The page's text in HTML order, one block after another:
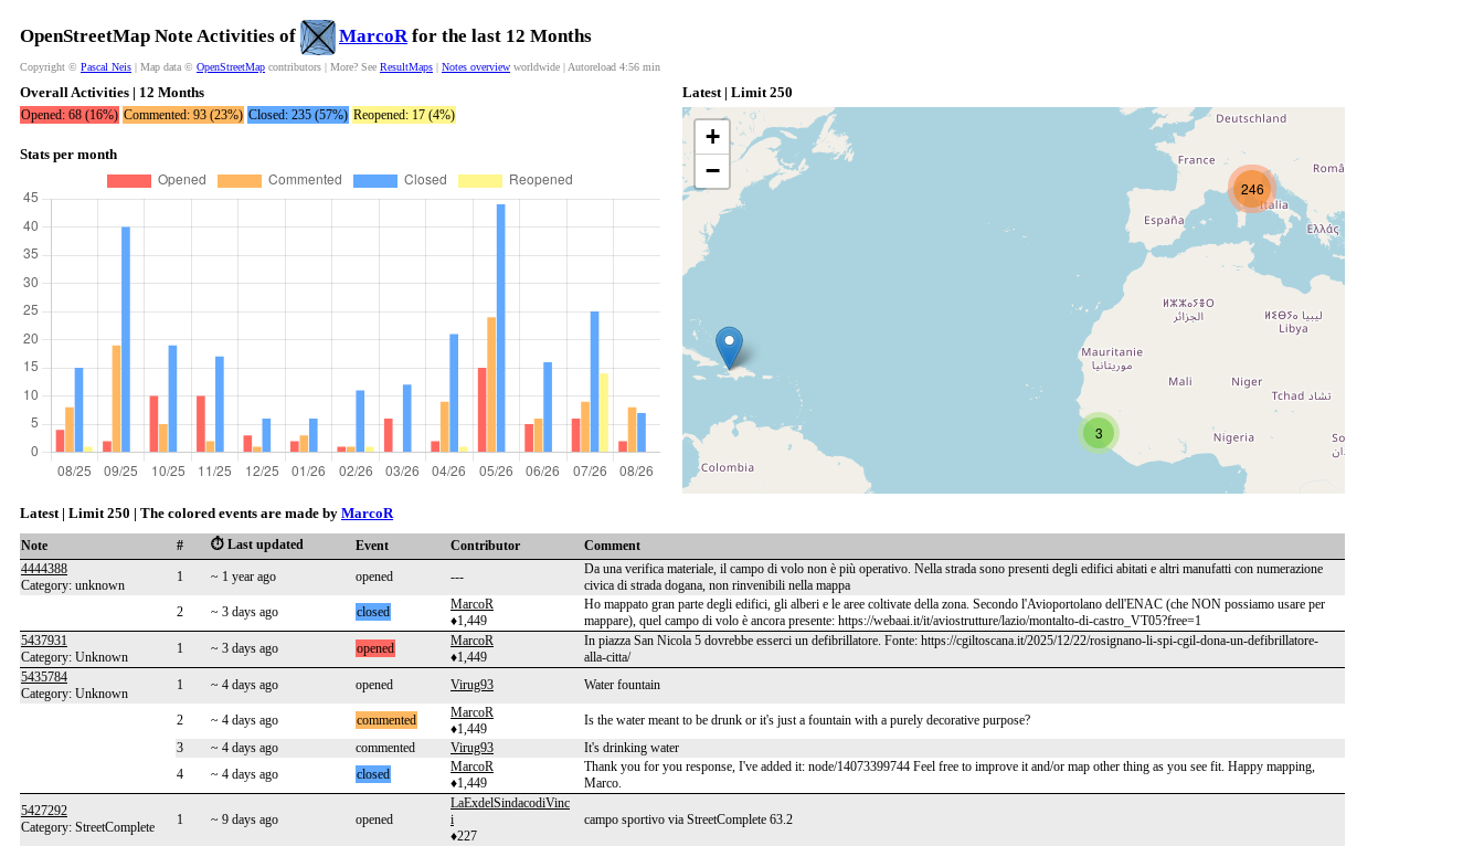
OpenStreetMap Note Activities of MarcoRfor the last 12 Months
Copyright © Pascal Neis | Map data © OpenStreetMap contributors | More? See ResultMaps | Notes overview worldwide | Autoreload 4:55 min
Overall Activities | 12 Months
Opened: 68 (16%) Commented: 93 (23%) Closed: 235 (57%) Reopened: 17 (4%)
Stats per month
Latest | Limit 250
3
246
+
−
Latest | Limit 250 | The colored events are made by MarcoR
Note # ⏱️ Last updated Event Contributor
Comment
4444388
Category: unknown
1 ~ 1 year ago opened ---
Da una verifica materiale, il campo di volo non è più operativo. Nella strada sono presenti degli edifici abitati e altri manufatti con numerazione
civica di strada dogana, non rinvenibili nella mappa
2
~ 3 days ago closed
MarcoR
♦1,449
Ho mappato gran parte degli edifici, gli alberi e le aree coltivate della zona. Secondo l'Avioportolano dell'ENAC (che NON possiamo usare per
mappare), quel campo di volo è ancora presente: https://webaai.it/it/aviostrutture/lazio/montalto-di-castro_VT05?free=1
5437931
Category: Unknown
1 ~ 3 days ago opened
MarcoR
♦1,449
In piazza San Nicola 5 dovrebbe esserci un defibrillatore. Fonte: https://cgiltoscana.it/2025/12/22/rosignano-li-spi-cgil-dona-un-defibrillatore-
alla-citta/
5435784
Category: Unknown
1 ~ 4 days ago opened Virug93 Water fountain
2 ~ 4 days ago commented
MarcoR
♦1,449
Is the water meant to be drunk or it's just a fountain with a purely decorative purpose?
3
~ 4 days ago commented Virug93
It's drinking water
4
~ 4 days ago closed
MarcoR
♦1,449
Thank you for you response, I've added it: node/14073399744 Feel free to improve it and/or map other thing as you see fit. Happy mapping,
Marco.
5427292
Category: StreetComplete
1 ~ 9 days ago opened
LaExdelSindacodiVinc
i
♦227
campo sportivo via StreetComplete 63.2